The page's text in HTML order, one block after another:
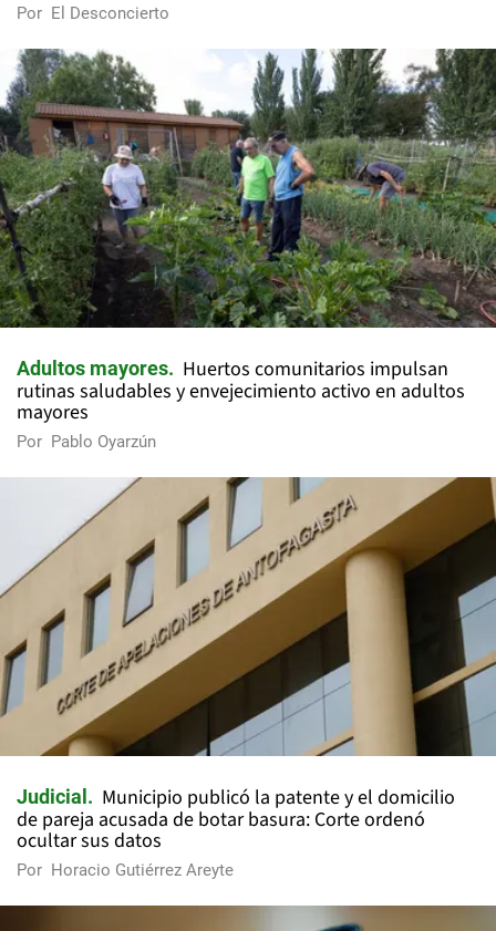
Por El Desconcierto
Adultos mayores
Huertos comunitarios impulsan
rutinas saludables y envejecimiento activo en adultos
mayores
Por Pablo Oyarzún
Judicial
Municipio publicó la patente y el domicilio
de pareja acusada de botar basura: Corte ordenó
ocultar sus datos
Por Horacio Gutiérrez Areyte